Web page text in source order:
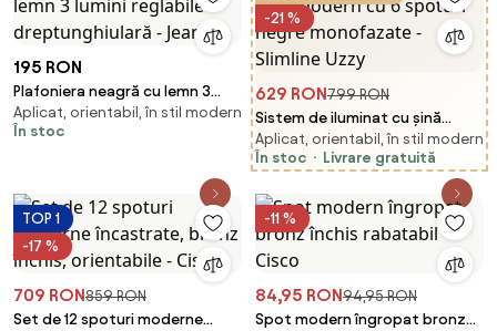
195 RON
Plafoniera neagră cu lemn 3
lumini reglabile dreptunghiulară
- Jeana
Aplicat, orientabil, în stil modern
În stoc
-21 %
629 RON799 RON
Sistem de iluminat cu șină
modern cu 6 spoturi negre
monofazate - Slimline Uzzy
Aplicat, orientabil, în stil modern
În stoc
Livrare gratuită
TOP 1
-17 %
709 RON859 RON
Set de 12 spoturi moderne
-11 %
84,95 RON94,95 RON
Spot modern îngropat bronz